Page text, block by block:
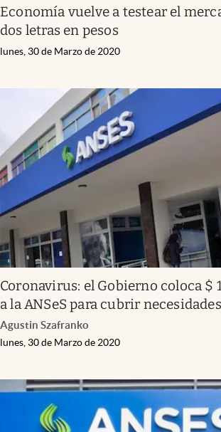
Economía vuelve a testear el
dos letras en pesos
lunes, 30 de Marzo de 2020
Coronavirus: el Gobierno coloca $
a la ANSeS para cubrir
Agustin Szafranko
lunes, 30 de Marzo de 2020